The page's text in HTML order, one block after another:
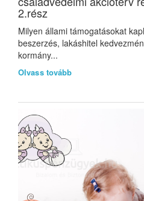
2.rész
Milyen állami támogatásokat
beszerzés, lakáshitel
kormány...
Olvass tovább